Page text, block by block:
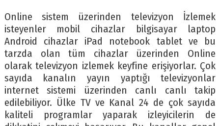
Online sistem üzerinden televizyon İzlemek
isteyenler mobil cihazlar bilgisayar laptop
Android cihazlar iPad notebook tablet ve bu
tarzda olan tüm cihazlar üzerinden Online
olarak televizyon izlemek keyfine erişiyorlar. Çok
sayıda kanalın yayın yaptığı televizyonlar
internet sistemi üzerinden canlı canlı takip
edilebiliyor. Ülke TV ve Kanal 24 de çok sayıda
kaliteli programlar yaparak izleyicilerin de